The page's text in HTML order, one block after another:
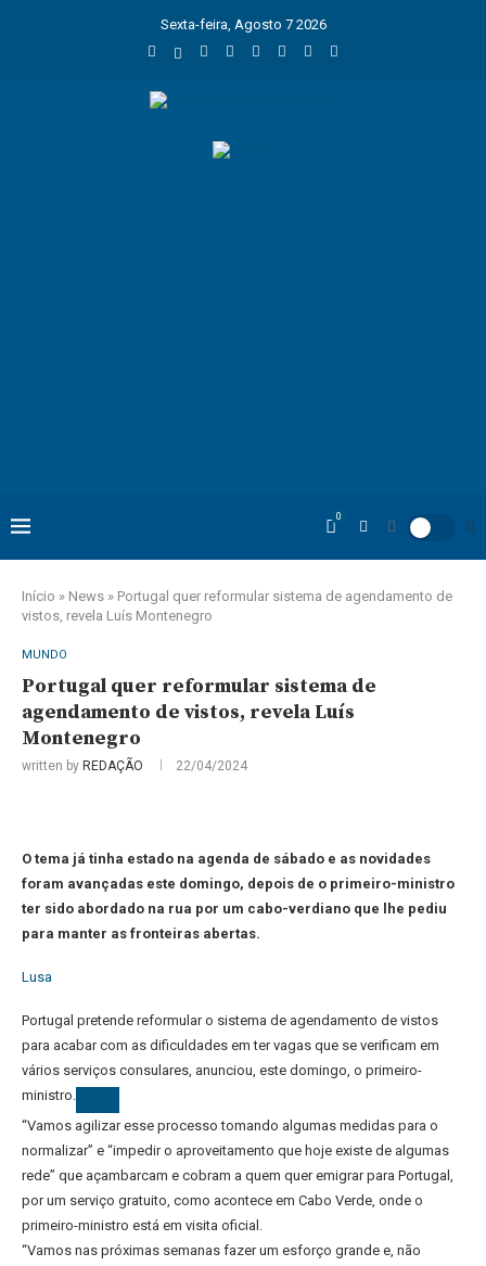
Sexta-feira, Agosto 7 2026
0
Início » News » Portugal quer reformular sistema de agendamento de
vistos, revela Luís Montenegro
MUNDO
Portugal quer reformular sistema de
agendamento de vistos, revela Luís
Montenegro
written by REDAÇÃO 22/04/2024
O tema já tinha estado na agenda de sábado e as novidades
foram avançadas este domingo, depois de o primeiro-ministro
ter sido abordado na rua por um cabo-verdiano que lhe pediu
para manter as fronteiras abertas.
Lusa
Portugal pretende reformular o sistema de agendamento de vistos
para acabar com as dificuldades em ter vagas que se verificam em
vários serviços consulares, anunciou, este domingo, o primeiro-
ministro.
“Vamos agilizar esse processo tomando algumas medidas para o
normalizar” e “impedir o aproveitamento que hoje existe de algumas
rede” que açambarcam e cobram a quem quer emigrar para Portugal,
por um serviço gratuito, como acontece em Cabo Verde, onde o
primeiro-ministro está em visita oficial.
“Vamos nas próximas semanas fazer um esforço grande e, não